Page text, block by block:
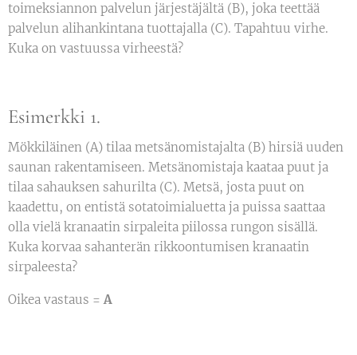
toimeksiannon palvelun järjestäjältä (B), joka teettää
palvelun alihankintana tuottajalla (C). Tapahtuu virhe.
Kuka on vastuussa virheestä?
Esimerkki 1.
Mökkiläinen (A) tilaa metsänomistajalta (B) hirsiä uuden
saunan rakentamiseen. Metsänomistaja kaataa puut ja
tilaa sahauksen sahurilta (C). Metsä, josta puut on
kaadettu, on entistä sotatoimialuetta ja puissa saattaa
olla vielä kranaatin sirpaleita piilossa rungon sisällä.
Kuka korvaa sahanterän rikkoontumisen kranaatin
sirpaleesta?
Oikea vastaus =A